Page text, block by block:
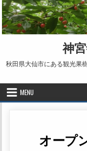
Skip to content
神
秋田県大仙市にある観光果
MENU
オープ